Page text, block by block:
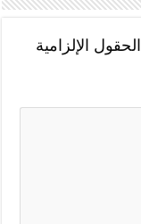
الحقول الإلزامية